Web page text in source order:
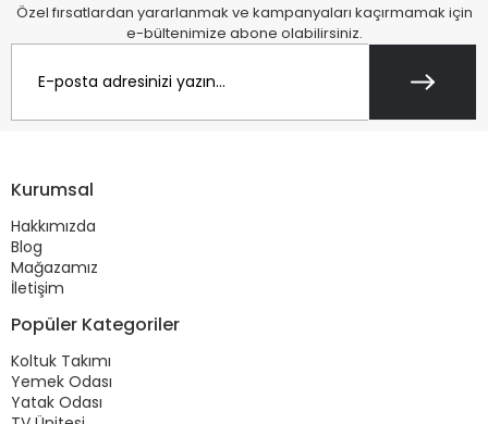
Özel fırsatlardan yararlanmak ve kampanyaları kaçırmamak için
e-bültenimize abone olabilirsiniz.
Kurumsal
Hakkımızda
Blog
Mağazamız
İletişim
Popüler Kategoriler
Koltuk Takımı
Yemek Odası
Yatak Odası